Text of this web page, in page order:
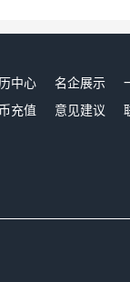
中心 名企展示
充值 意见建议